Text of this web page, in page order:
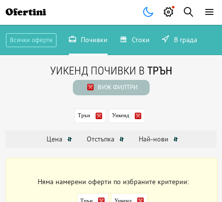
Ofertini
Всички оферти Почивки Стоки В града
УИКЕНД ПОЧИВКИ В ТРЪН
ВИЖ ФИЛТРИ
Трън Уикенд
Цена Отстъпка Най-нови
Няма намерени оферти по избраните критерии:
Трън Уикенд